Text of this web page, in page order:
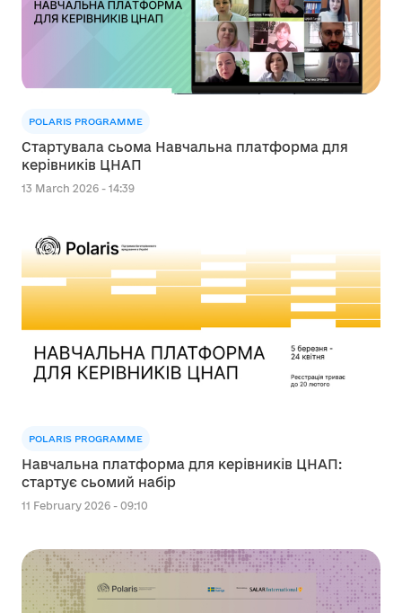
POLARIS PROGRAMME
Стартувала сьома Навчальна платформа для
керівників ЦНАП
13 March 2026 - 14:39
POLARIS PROGRAMME
Навчальна платформа для керівників ЦНАП:
стартує сьомий набір
11 February 2026 - 09:10